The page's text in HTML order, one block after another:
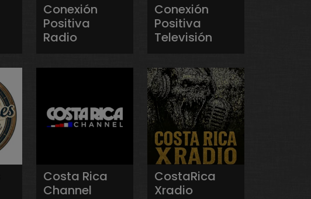
Conexión
Positiva
Radio
Conexión
Positiva
Televisión
Costa Rica
Channel
CostaRica
Xradio